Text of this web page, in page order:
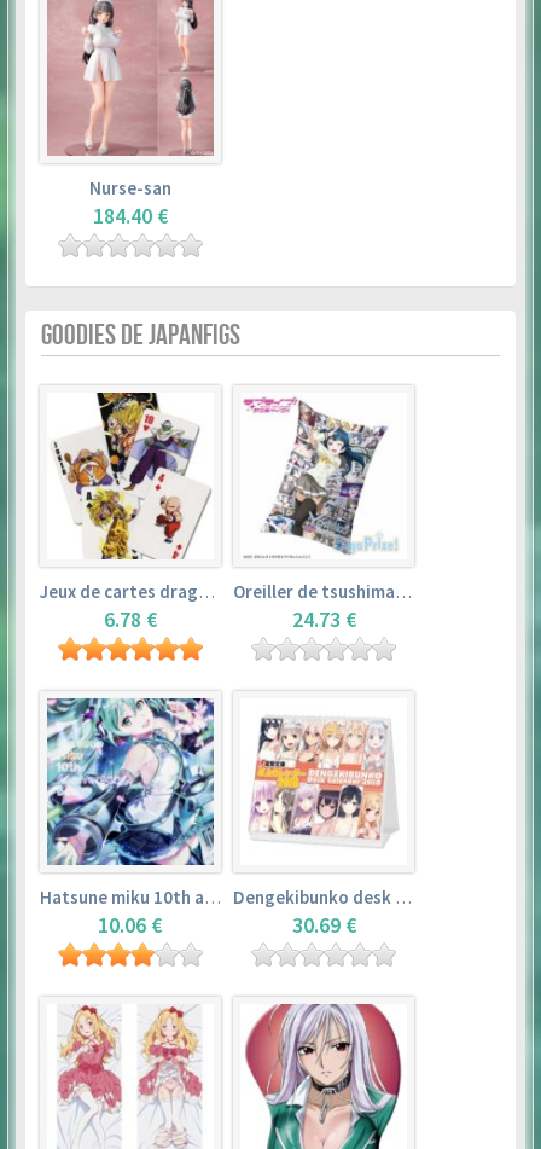
Nurse-san
184.40 €
GOODIES DE JAPANFIGS
Jeux de cartes dragon ball
6.78 €
Oreiller de tsushima yoshiko (35cm×53cm) – love live! sunshine!!
24.73 €
Hatsune miku 10th anniversary book
10.06 €
Dengekibunko desk calendar 2018
30.69 €